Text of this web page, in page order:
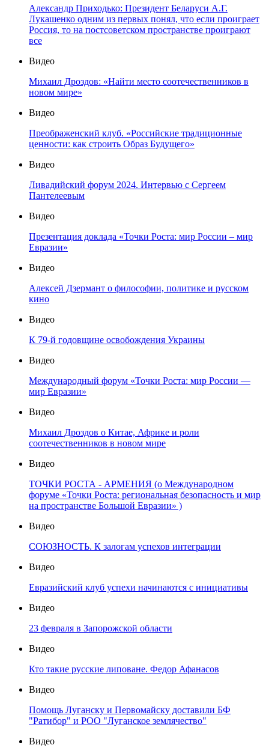
Александр Приходько: Президент Беларуси А.Г.
Лукашенко одним из первых понял, что если проиграет
Россия, то на постсоветском пространстве проиграют
все
Видео
Михаил Дроздов: «Найти место соотечественников в
новом мире»
Видео
Преображенский клуб. «Российские традиционные
ценности: как строить Образ Будущего»
Видео
Ливадийский форум 2024. Интервью с Сергеем
Пантелеевым
Видео
Презентация доклада «Точки Роста: мир России – мир
Евразии»
Видео
Алексей Дзермант о философии, политике и русском
кино
Видео
К 79-й годовщине освобождения Украины
Видео
Международный форум «Точки Роста: мир России —
мир Евразии»
Видео
Михаил Дроздов о Китае, Африке и роли
соотечественников в новом мире
Видео
ТОЧКИ РОСТА - АРМЕНИЯ (о Международном
форуме «Точки Роста: региональная безопасность и мир
на пространстве Большой Евразии» )
Видео
СОЮЗНОСТЬ. К залогам успехов интеграции
Видео
Евразийский клуб успехи начинаются с инициативы
Видео
23 февраля в Запорожской области
Видео
Кто такие русские липоване. Федор Афанасов
Видео
Помощь Луганску и Первомайску доставили БФ
"Ратибор" и РОО "Луганское землячество"
Видео